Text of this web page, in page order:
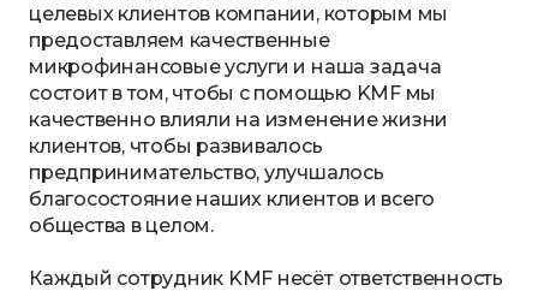
целевых клиентов компании, которым мы
предоставляем качественные
микрофинансовые услуги и наша задача
состоит в том, чтобы с помощью KMF мы
качественно влияли на изменение жизни
клиентов, чтобы развивалось
предпринимательство, улучшалось
благосостояние наших клиентов и всего
общества в целом.
Каждый сотрудник KMF несёт ответственность